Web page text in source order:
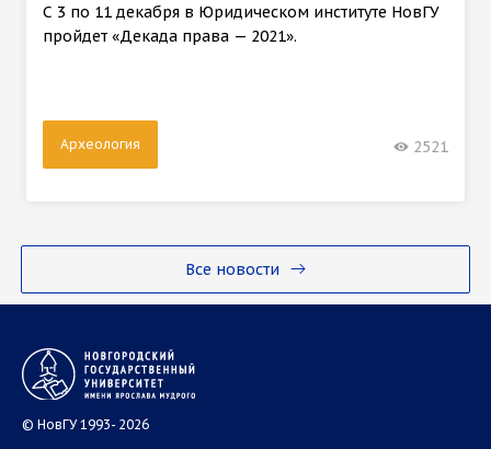
Все новости
С 3 по 11 декабря в Юридическом институте НовГУ
пройдет «Декада права — 2021».
Археология 2521
© НовГУ 1993- 2026